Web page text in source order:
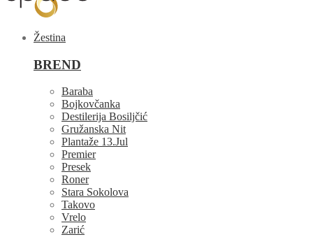
Žestina
BREND
Baraba
Bojkovčanka
Destilerija Bosiljčić
Gružanska Nit
Plantaže 13.Jul
Premier
Presek
Roner
Stara Sokolova
Takovo
Vrelo
Zarić